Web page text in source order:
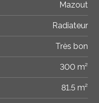
Mazout
Radiateur
Très bon
300 m²
81.5 m²